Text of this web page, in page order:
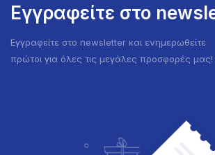
Εγγραφείτε στο
Εγγραφείτε στο newsletter και ενημερωθείτε
πρώτοι για όλες τις μεγάλες προσφορές μας!